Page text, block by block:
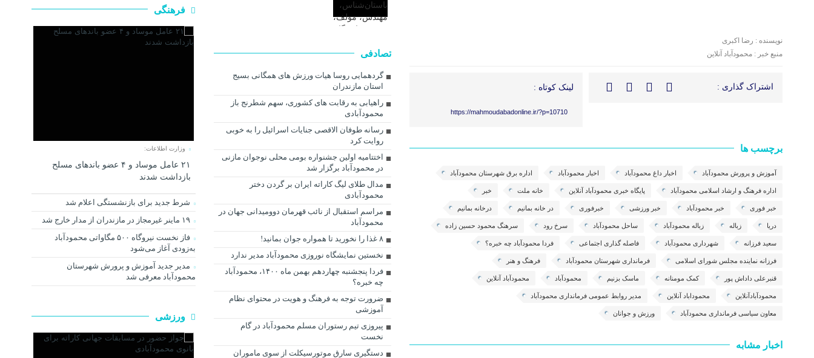
نویسنده : رضا اکبری
منبع خبر : محمودآباد آنلاین
اشتراک گذاری : لینک کوتاه :
https://mahmoudabadonline.ir/?p=10710
برچسب ها
آموزش و پرورش محمودآباد اخبار داغ محمودآباد اخبار محمودآباد اداره برق شهرستان محمودآباد
اداره فرهنگ و ارشاد اسلامی محمودآباد پایگاه خبری محمودآباد آنلاین خانه ملت خبر
خبر فوری خبر محمودآباد خبر ورزشی خبرفوری در خانه بمانیم درخانه بمانیم
دریا زباله زباله محمودآباد ساحل محمودآباد سرخ رود سرهنگ محمود حسین زاده
سعید فرزانه شهرداری محمودآباد فاصله گذاری اجتماعی فردا محمودآباد چه خبره؟
فرزانه نماینده مجلس شورای اسلامی فرمانداری شهرستان محمودآباد فرهنگ و هنر
قنبرعلی داداش پور کمک مومنانه ماسک بزنیم محمودآباد محمودآباد آنلاین
محمودآبادآنلاین محموداباد آنلاین مدیر روابط عمومی فرمانداری محمودآباد
معاون سیاسی فرمانداری محمودآباد ورزش و جوانان
اخبار مشابه
تصادفی
گردهمایی روسا هیات ورزش های همگانی بسیج
استان مازندران
راهیابی به رقابت های کشوری، سهم شطرنج باز
محمودآبادی
رسانه طوفان الاقصی جنایات اسرائیل را به خوبی
روایت کرد
اختتامیه اولین جشنواره بومی محلی نوجوان مازنی
در محمودآباد برگزار شد
مدال طلای لیگ کاراته ایران بر گردن دختر
محمودآبادی
مراسم استقبال از نائب قهرمان دوومیدانی جهان در
محمودآباد
۸ غذا را نخورید تا همواره جوان بمانید!
نخستین نمایشگاه نوروزی محمودآباد مدیر ندارد
فردا پنجشنبه چهاردهم بهمن ماه ۱۴۰۰، محمودآباد
چه خبره؟
ضرورت توجه به فرهنگ و هویت در محتوای نظام
آموزشی
پیروزی تیم رستوران مسلم محمودآباد در گام
نخست
دستگیری سارق موتورسیکلت از سوی ماموران
فرهنگی
وزارت اطلاعات:
۲۱ عامل موساد و ۴ عضو باند‌های مسلح
بازداشت شدند
شرط جدید برای بازنشستگی اعلام شد
۱۹ ماینر غیرمجاز در مازندران از مدار خارج شد
فاز نخست نیروگاه ۵۰۰ مگاواتی محمودآباد
به‌زودی آغاز می‌شود
مدیر جدید آموزش و پرورش شهرستان
محمودآباد معرفی شد
ورزشی